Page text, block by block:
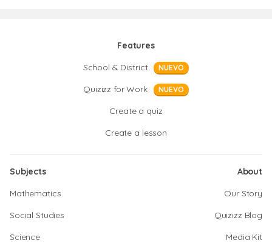
Features
School & District
NUEVO
Quizizz for Work NUEVO
Create a quiz
Create a lesson
Subjects
Mathematics
Social Studies
Science
About
Our Story
Quizizz Blog
Media Kit